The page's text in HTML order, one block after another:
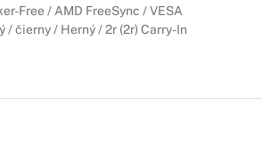
Free / AMD FreeSync / VESA
čierny / Herný / 2r (2r) Carry-In